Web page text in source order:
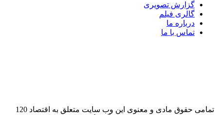
گزارش تصویری
گالری فیلم
درباره ما
تماس با ما
تمامی حقوق مادی و معنوی این وب سایت متعلق به اقتصاد 120